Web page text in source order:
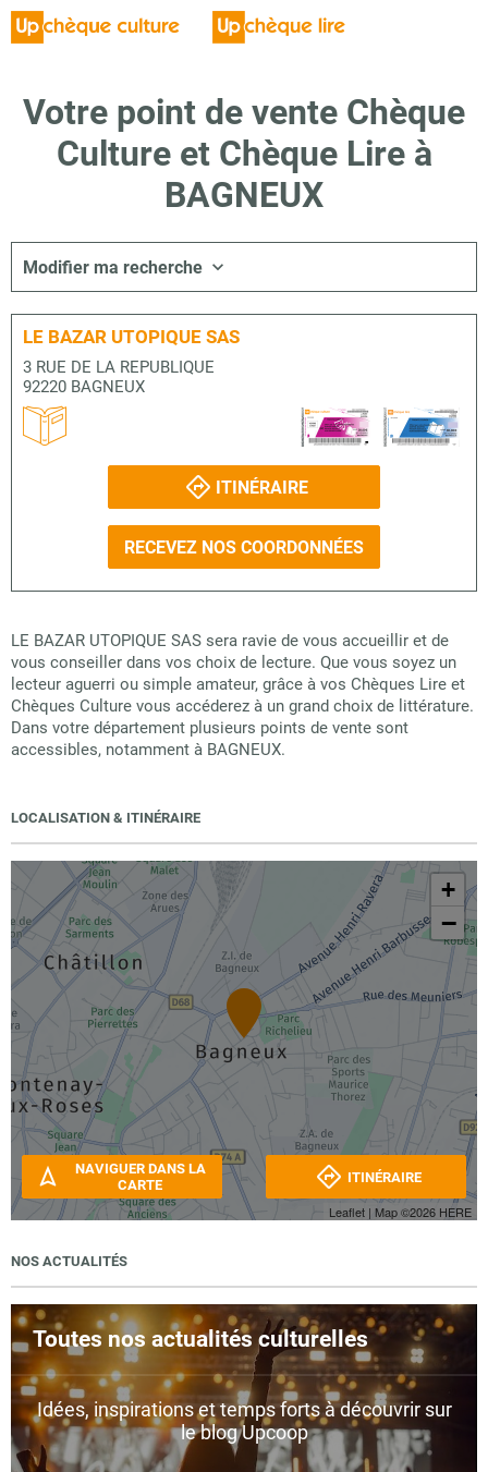
Votre point de vente Chèque
Culture et Chèque Lire à
BAGNEUX
Modifier ma recherche
LE BAZAR UTOPIQUE SAS
3 RUE DE LA REPUBLIQUE
92220 BAGNEUX
ITINÉRAIRE
RECEVEZ NOS COORDONNÉES
LE BAZAR UTOPIQUE SAS sera ravie de vous accueillir et de
vous conseiller dans vos choix de lecture. Que vous soyez un
lecteur aguerri ou simple amateur, grâce à vos Chèques Lire et
Chèques Culture vous accéderez à un grand choix de littérature.
Dans votre département plusieurs points de vente sont
accessibles, notamment à BAGNEUX.
LOCALISATION & ITINÉRAIRE
+
−
Leaflet | Map ©2026 HERE
NAVIGUER DANS LA
CARTE
ITINÉRAIRE
NOS ACTUALITÉS
Toutes nos actualités culturelles
Idées, inspirations et temps forts à découvrir sur
le blog Upcoop